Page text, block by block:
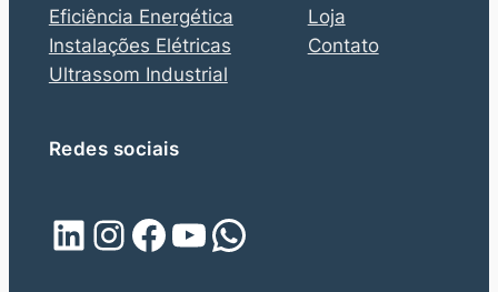
Eficiência Energética
Instalações Elétricas
Ultrassom Industrial
Loja
Contato
Redes sociais
LinkedIn Instagram Facebook Youtube WhatsApp